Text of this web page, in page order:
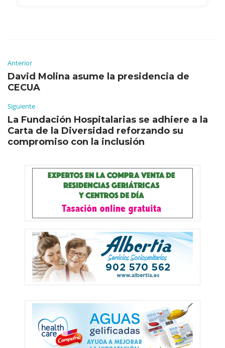
Anterior
David Molina asume la presidencia de
CECUA
Siguiente
La Fundación Hospitalarias se adhiere a la
Carta de la Diversidad reforzando su
compromiso con la inclusión